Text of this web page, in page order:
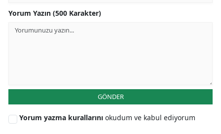
Yorum Yazın (500 Karakter)
GÖNDER
Yorum yazma kurallarını okudum ve kabul ediyorum